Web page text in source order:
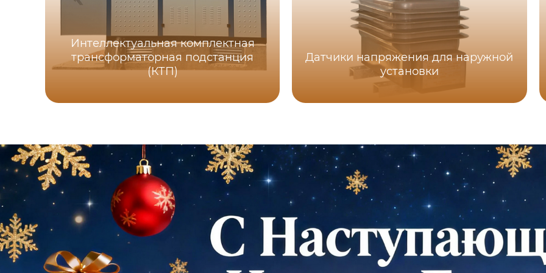
Интеллектуальная комплектная
трансформаторная подстанция
(КТП)
Датчики напряжения для наружной
установки